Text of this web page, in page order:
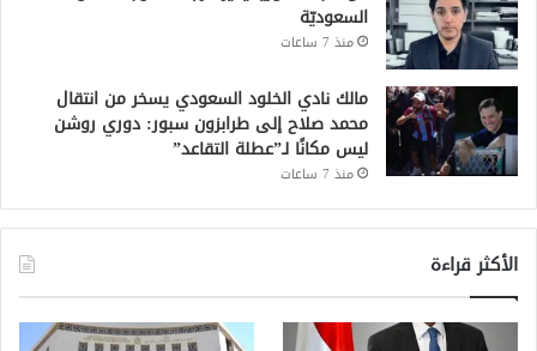
السعوديّة
منذ 7 ساعات
مالك نادي الخلود السعودي يسخر من انتقال
محمد صلاح إلى طرابزون سبور: دوري روشن
ليس مكانًا لـ”عطلة التقاعد”
منذ 7 ساعات
الأكثر قراءة